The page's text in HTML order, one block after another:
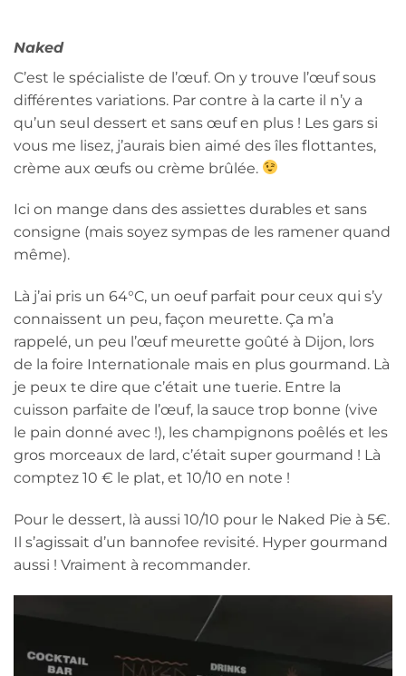
Naked
C’est le spécialiste de l’œuf. On y trouve l’œuf sous
différentes variations. Par contre à la carte il n’y a
qu’un seul dessert et sans œuf en plus ! Les gars si
vous me lisez, j’aurais bien aimé des îles flottantes,
crème aux œufs ou crème brûlée.
Ici on mange dans des assiettes durables et sans
consigne (mais soyez sympas de les ramener quand
même).
Là j’ai pris un 64°C, un oeuf parfait pour ceux qui s’y
connaissent un peu, façon meurette. Ça m’a
rappelé, un peu l’œuf meurette goûté à Dijon, lors
de la foire Internationale mais en plus gourmand. Là
je peux te dire que c’était une tuerie. Entre la
cuisson parfaite de l’œuf, la sauce trop bonne (vive
le pain donné avec !), les champignons poêlés et les
gros morceaux de lard, c’était super gourmand ! Là
comptez 10 € le plat, et 10/10 en note !
Pour le dessert, là aussi 10/10 pour le Naked Pie à 5€.
Il s’agissait d’un bannofee revisité. Hyper gourmand
aussi ! Vraiment à recommander.